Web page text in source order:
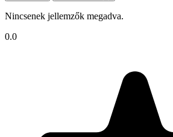
Nincsenek jellemzők megadva.
0.0